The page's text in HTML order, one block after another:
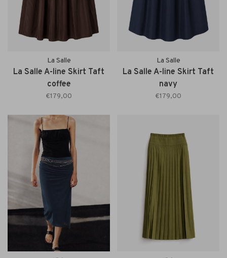
La Salle
La Salle A-line Skirt Taft
coffee
€179,00
La Salle
La Salle A-line Skirt Taft
navy
€179,00